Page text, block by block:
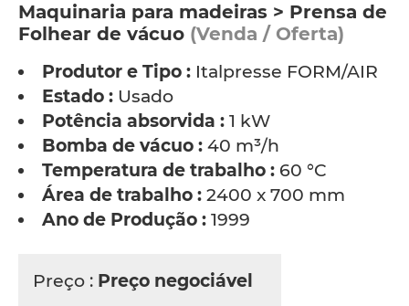
Maquinaria para madeiras > Prensa de
Folhear de vácuo (Venda / Oferta)
Produtor e Tipo : Italpresse FORM/AIR
Estado : Usado
Potência absorvida : 1 kW
Bomba de vácuo : 40 m³/h
Temperatura de trabalho : 60 °C
Área de trabalho : 2400 x 700 mm
Ano de Produção : 1999
Preço : Preço negociável